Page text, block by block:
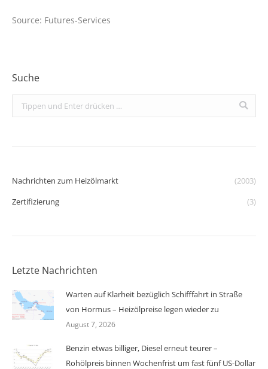
Source: Futures-Services
Suche
Search:
Nachrichten zum Heizölmarkt
(2003)
Zertifizierung
(3)
Letzte Nachrichten
Warten auf Klarheit bezüglich Schifffahrt in Straße
von Hormus – Heizölpreise legen wieder zu
August 7, 2026
Benzin etwas billiger, Diesel erneut teurer –
Rohölpreis binnen Wochenfrist um fast fünf US-Dollar